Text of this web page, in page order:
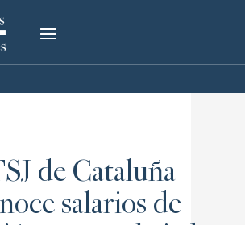
de Cataluña
salarios de